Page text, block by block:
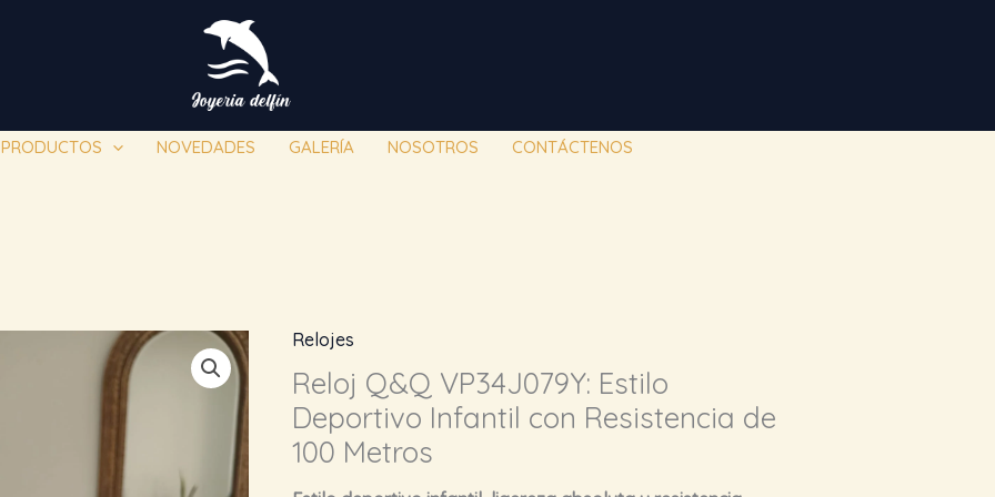
PRODUCTOS NOVEDADES GALERÍA NOSOTROS CONTÁCTENOS
Relojes
Reloj Q&Q VP34J079Y: Estilo
Deportivo Infantil con Resistencia de
100 Metros